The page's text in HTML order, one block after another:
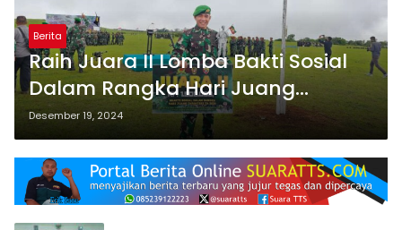
Berita
Raih Juara II Lomba Bakti Sosial
Dalam Rangka Hari Juang
Infanteri, Begini Tanggapan
Dandim 1621/TTS
Desember 19, 2024